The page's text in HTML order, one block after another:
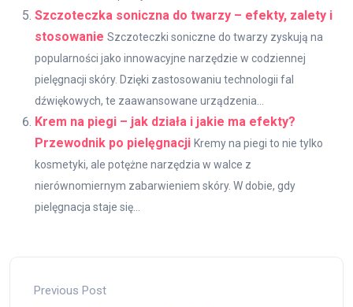
Szczoteczka soniczna do twarzy – efekty, zalety i
stosowanie Szczoteczki soniczne do twarzy zyskują na
popularności jako innowacyjne narzędzie w codziennej
pielęgnacji skóry. Dzięki zastosowaniu technologii fal
dźwiękowych, te zaawansowane urządzenia...
Krem na piegi – jak działa i jakie ma efekty?
Przewodnik po pielęgnacji Kremy na piegi to nie tylko
kosmetyki, ale potężne narzędzia w walce z
nierównomiernym zabarwieniem skóry. W dobie, gdy
pielęgnacja staje się...
Previous Post